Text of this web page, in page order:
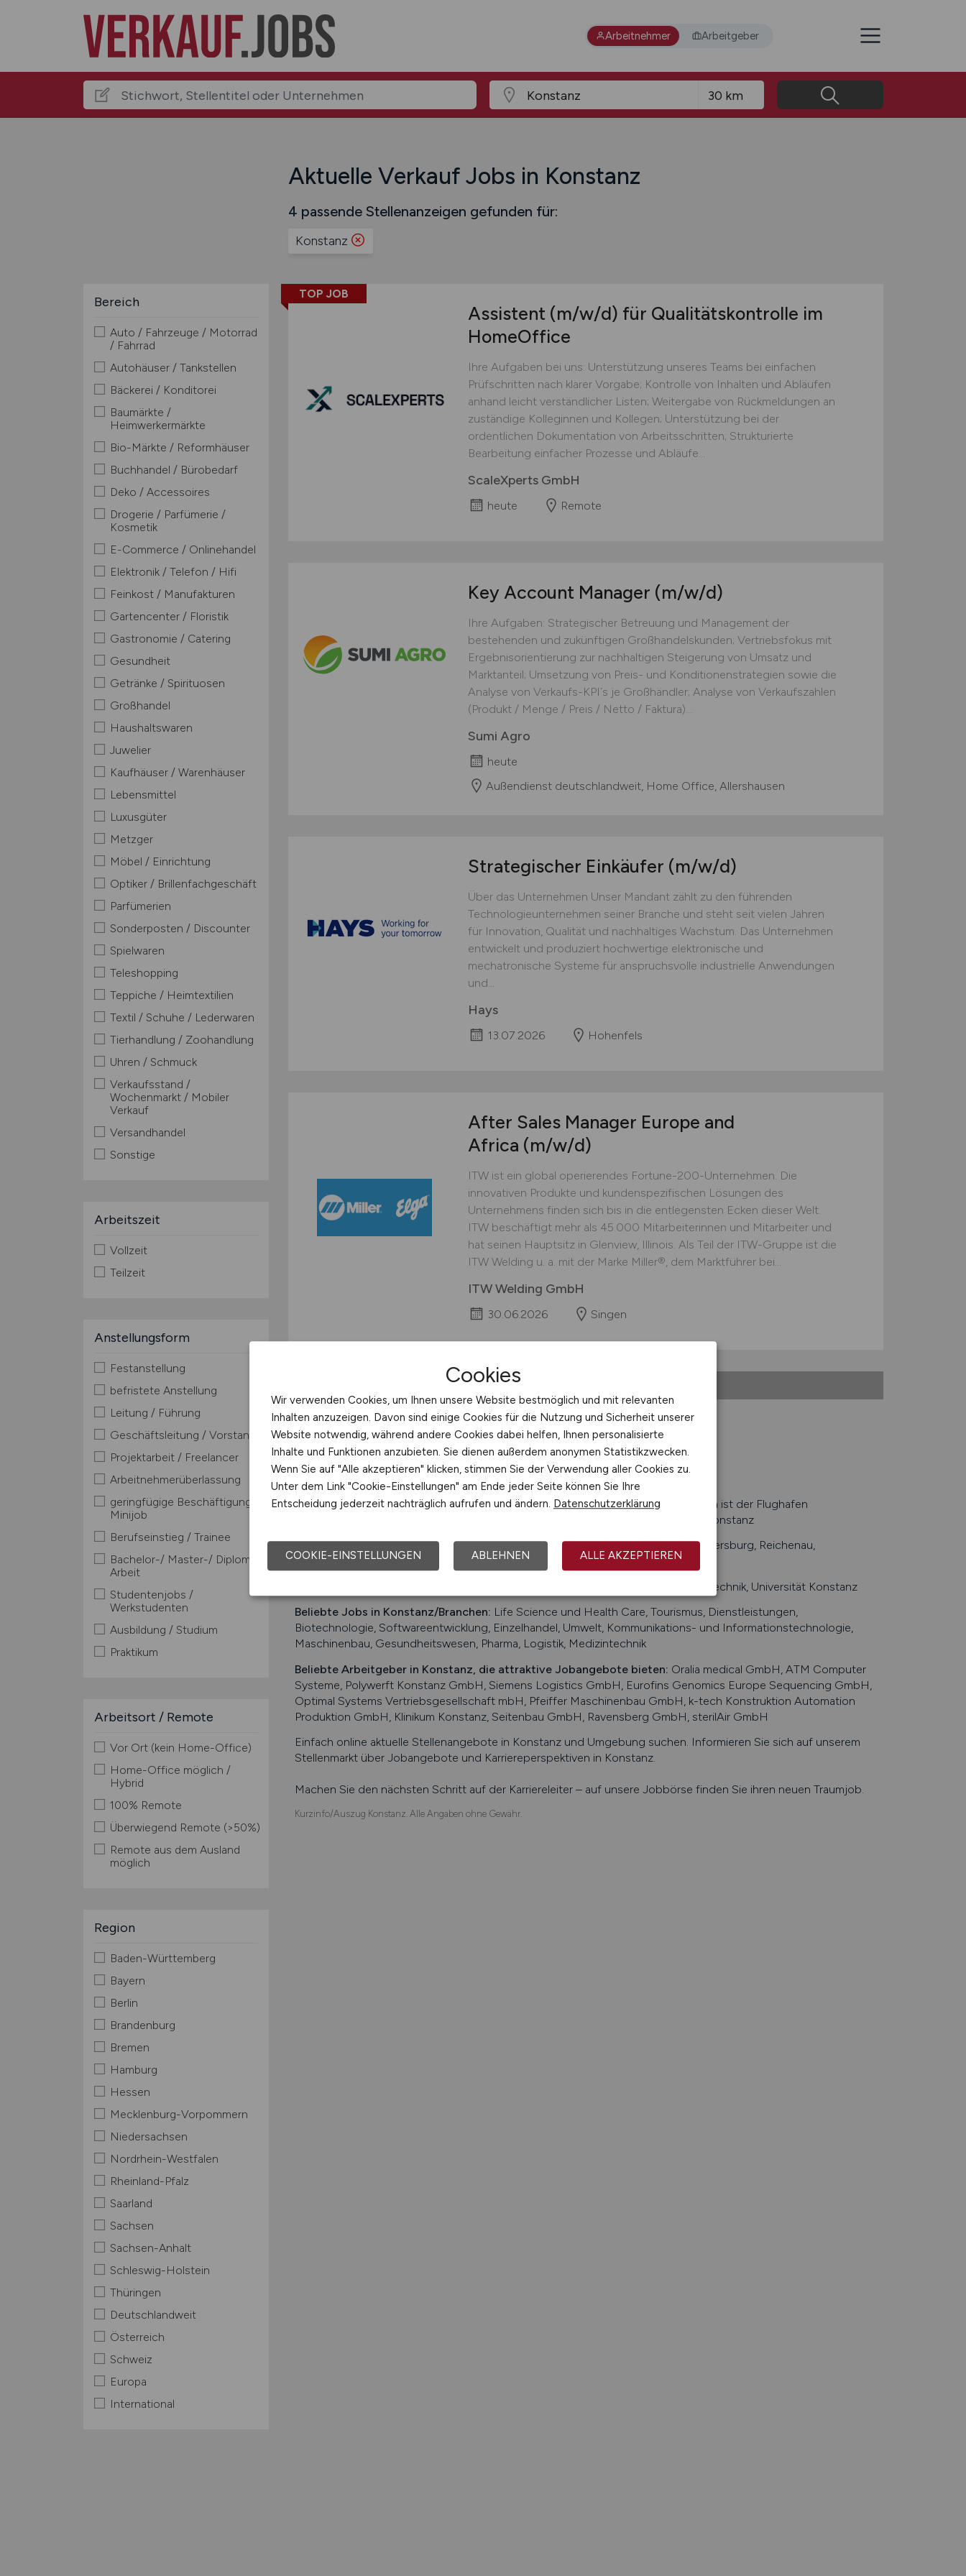
Arbeitnehmer Arbeitgeber
Aktuelle Verkauf Jobs in Konstanz
4 passende Stellenanzeigen gefunden für:
Konstanz
Bereich
Auto / Fahrzeuge / Motorrad
/ Fahrrad
Autohäuser / Tankstellen
Bäckerei / Konditorei
Baumärkte /
Heimwerkermärkte
Bio-Märkte / Reformhäuser
Buchhandel / Bürobedarf
Deko / Accessoires
Drogerie / Parfümerie /
Kosmetik
E-Commerce / Onlinehandel
Elektronik / Telefon / Hifi
Feinkost / Manufakturen
Gartencenter / Floristik
Gastronomie / Catering
Gesundheit
Getränke / Spirituosen
Großhandel
Haushaltswaren
Juwelier
Kaufhäuser / Warenhäuser
Lebensmittel
Luxusgüter
Metzger
Möbel / Einrichtung
Optiker / Brillenfachgeschäft
Parfümerien
Sonderposten / Discounter
Spielwaren
Teleshopping
Teppiche / Heimtextilien
Textil / Schuhe / Lederwaren
Tierhandlung / Zoohandlung
Uhren / Schmuck
Verkaufsstand /
Wochenmarkt / Mobiler
Verkauf
Versandhandel
Sonstige
Arbeitszeit
Vollzeit
Teilzeit
Anstellungsform
Festanstellung
befristete Anstellung
Leitung / Führung
Geschäftsleitung / Vorstand
Projektarbeit / Freelancer
Arbeitnehmerüberlassung
geringfügige Beschäftigung /
Minijob
Berufseinstieg / Trainee
Bachelor-/ Master-/ Diplom-
Arbeit
Studentenjobs /
Werkstudenten
Ausbildung / Studium
Praktikum
Arbeitsort / Remote
Vor Ort (kein Home-Office)
Home-Office möglich /
Hybrid
100% Remote
Überwiegend Remote (>50%)
Remote aus dem Ausland
möglich
Region
Baden-Württemberg
Bayern
Berlin
Brandenburg
Bremen
Hamburg
Hessen
Mecklenburg-Vorpommern
Niedersachsen
Nordrhein-Westfalen
Rheinland-Pfalz
Saarland
Sachsen
Sachsen-Anhalt
Schleswig-Holstein
Thüringen
Deutschlandweit
Österreich
Schweiz
Europa
International
TOP JOB
Assistent (m/w/d) für Qualitätskontrolle im
HomeOffice
Ihre Aufgaben bei uns: Unterstützung unseres Teams bei einfachen
Prüfschritten nach klarer Vorgabe; Kontrolle von Inhalten und Abläufen
anhand leicht verständlicher Listen; Weitergabe von Rückmeldungen an
zuständige Kolleginnen und Kollegen; Unterstützung bei der
ordentlichen Dokumentation von Arbeitsschritten; Strukturierte
Bearbeitung einfacher Prozesse und Abläufe...
ScaleXperts GmbH
heute Remote
Key Account Manager (m/w/d)
Ihre Aufgaben: Strategischer Betreuung und Management der
bestehenden und zukünftigen Großhandelskunden; Vertriebsfokus mit
Ergebnisorientierung zur nachhaltigen Steigerung von Umsatz und
Marktanteil; Umsetzung von Preis- und Konditionenstrategien sowie die
Analyse von Verkaufs-KPI´s je Großhändler; Analyse von Verkaufszahlen
(Produkt / Menge / Preis / Netto / Faktura)...
Sumi Agro
heute
Außendienst deutschlandweit, Home Office, Allershausen
Strategischer Einkäufer (m/w/d)
Über das Unternehmen Unser Mandant zählt zu den führenden
Technologieunternehmen seiner Branche und steht seit vielen Jahren
für Innovation, Qualität und nachhaltiges Wachstum. Das Unternehmen
entwickelt und produziert hochwertige elektronische und
mechatronische Systeme für anspruchsvolle industrielle Anwendungen
und...
Hays
13.07.2026 Hohenfels
After Sales Manager Europe and
Africa (m/w/d)
ITW ist ein global operierendes Fortune-200-Unternehmen. Die
innovativen Produkte und kundenspezifischen Lösungen des
Unternehmens finden sich bis in die entlegensten Ecken dieser Welt.
ITW beschäftigt mehr als 45.000 Mitarbeiterinnen und Mitarbeiter und
hat seinen Hauptsitz in Glenview, Illinois. Als Teil der ITW-Gruppe ist die
ITW Welding u. a. mit der Marke Miller®, dem Marktführer bei...
ITW Welding GmbH
30.06.2026 Singen
Stadt: Konstanz
ca. 88.000
Verkehrsanbindungen:Verkehrslandeplatz Konstanz, nächster Passagierflughafen ist der Flughafen
Friedrichshafen, Bundesstraße B 33, Bundesautobahnen A 81 und A 7, Bahnhof Konstanz
Arbeiten in der Nähe vonKonstanz:Gottlieben Tägerwilen (CH), Allensbach, Meersburg, Reichenau,
Kreuzlingen, Baden-Württemberg
Wirtschaft und Gestaltung, Hochschule Konstanz Technik, Universität Konstanz
Beliebte Jobs in Konstanz/Branchen: Life Science und Health Care, Tourismus, Dienstleistungen,
Biotechnologie, Softwareentwicklung, Einzelhandel, Umwelt, Kommunikations- und Informationstechnologie,
Maschinenbau, Gesundheitswesen, Pharma, Logistik, Medizintechnik
Beliebte Arbeitgeber in Konstanz , die attraktive Jobangebote bieten: Oralia medical GmbH, ATM Computer
Systeme, Polywerft Konstanz GmbH, Siemens Logistics GmbH, Eurofins Genomics Europe Sequencing GmbH,
Optimal Systems Vertriebsgesellschaft mbH, Pfeiffer Maschinenbau GmbH, k-tech Konstruktion Automation
Produktion GmbH, Klinikum Konstanz, Seitenbau GmbH, Ravensberg GmbH, sterilAir GmbH
Einfach online aktuelle Stellenangebote in Konstanzund Umgebung suchen. Informieren Sie sich auf unserem
Stellenmarkt über Jobangebote und Karriereperspektiven in Konstanz.
Machen Sie den nächsten Schritt auf der Karriereleiter – auf unsere Jobbörse finden Sie ihren neuen Traumjob.
Kurzinfo/Auszug Konstanz. Alle Angaben ohne Gewähr.
Cookies
Wir verwenden Cookies, um Ihnen unsere Website bestmöglich und mit relevanten
Inhalten anzuzeigen. Davon sind einige Cookies für die Nutzung und Sicherheit unserer
Website notwendig, während andere Cookies dabei helfen, Ihnen personalisierte
Inhalte und Funktionen anzubieten. Sie dienen außerdem anonymen Statistikzwecken.
Wenn Sie auf "Alle akzeptieren" klicken, stimmen Sie der Verwendung aller Cookies zu.
Unter dem Link "Cookie-Einstellungen" am Ende jeder Seite können Sie Ihre
Entscheidung jederzeit nachträglich aufrufen und ändern. Datenschutzerklärung
COOKIE-EINSTELLUNGEN ABLEHNEN ALLE AKZEPTIEREN